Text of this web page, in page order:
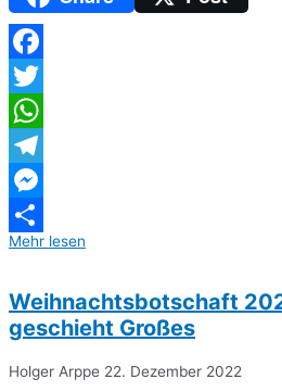
Facebook
Twitter
WhatsApp
Telegram
Messenger
Teilen
Mehr lesen
Weihnachtsbotschaft
geschieht Großes
Holger Arppe 22. Dezember 2022